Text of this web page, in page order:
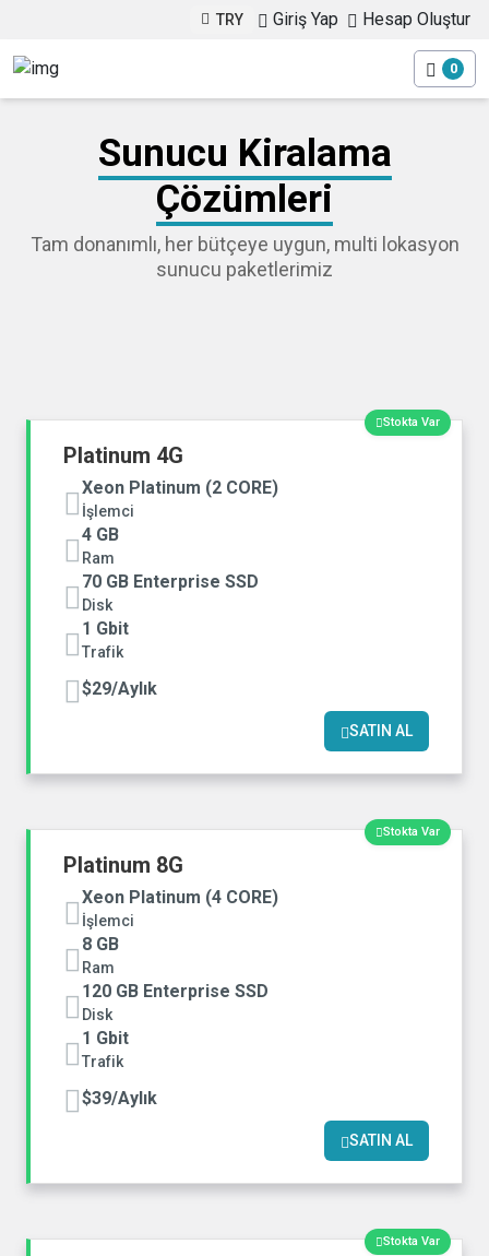
TRY Giriş Yap Hesap Oluştur
0
Sunucu Kiralama
Çözümleri
Tam donanımlı, her bütçeye uygun, multi lokasyon
sunucu paketlerimiz
Stokta Var
Platinum 4G
Xeon Platinum (2 CORE)
İşlemci
4 GB
Ram
70 GB Enterprise SSD
Disk
1 Gbit
Trafik
$29/Aylık
SATIN AL
Stokta Var
Platinum 8G
Xeon Platinum (4 CORE)
İşlemci
8 GB
Ram
120 GB Enterprise SSD
Disk
1 Gbit
Trafik
$39/Aylık
SATIN AL
Stokta Var